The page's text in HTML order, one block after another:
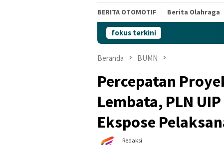
BERITA OTOMOTIF Berita Olahraga
fokus terkini
Beranda BUMN
Percepatan
Lembata, PLN
Ekspose
Redaksi